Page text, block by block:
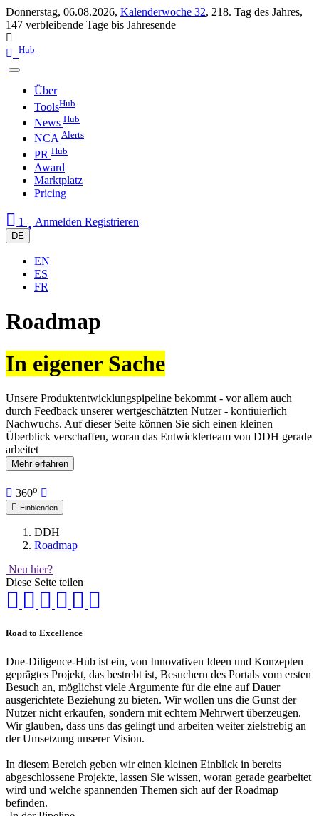
Donnerstag, 06.08.2026, Kalenderwoche 32, 218. Tag des Jahres,
147 verbleibende Tage bis Jahresende
Hub
Über
ToolsHub
News Hub
NCA Alerts
PR Hub
Award
Marktplatz
Pricing
1 Anmelden Registrieren
DE
EN
ES
FR
Roadmap
In eigener Sache
Unsere Produktentwicklungspipeline bekommt - vor allem auch
durch Feedback unserer wertgeschätzten Nutzer - kontiuierlich
Nachwuchs. Auf dieser Seite können Sie sich einen kleinen
Überblick verschaffen, woran das Entwicklerteam von DDH gerade
arbeitet
Mehr erfahren
360o
Einblenden
DDH
Roadmap
Neu hier?
Diese Seite teilen
Road to Excellence
Due-Diligence-Hub ist ein, von Innovativen Ideen und Konzepten
geprägtes Projekt, das bestrebt ist, Besuchern des Portals vom ersten
Besuch an, möglichst viele Argumente für die eine auf Dauer
ausgerichtete Beziehung zu bieten. Wir wollen uns die Gunst der
Nutzer nicht erkaufen, sondern mit echtem Mehrwert überzeugen.
Wir glauben, dass uns das gelingt und arbeiten weiter zielstrebig an
der Umsetzung unserer Vision.
In diesem Bereich geben wir einen kleinen Einblick in bereits
abgeschlossene Projekte, lassen Sie wissen, woran gerade gearbeitet
wird und welche spannenden Themen sich auf der Roadmap
befinden.